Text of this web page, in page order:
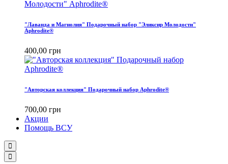
"Лаванда и Магнолия" Подарочный набор "Эликсир Молодости"
Aphrodite®
400,00 грн
"Авторская коллекция" Подарочный набор Aphrodite®
700,00 грн
Акции
Помощь ВСУ